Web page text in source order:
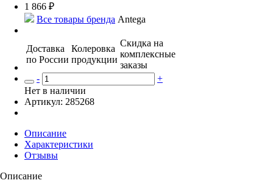
1 866 ₽
Все товары бренда Antega
Доставка
по России
Колеровка
продукции
Скидка на
комплексные
заказы
-
+
Нет в наличии
Артикул: 285268
Описание
Характеристики
Отзывы
Описание